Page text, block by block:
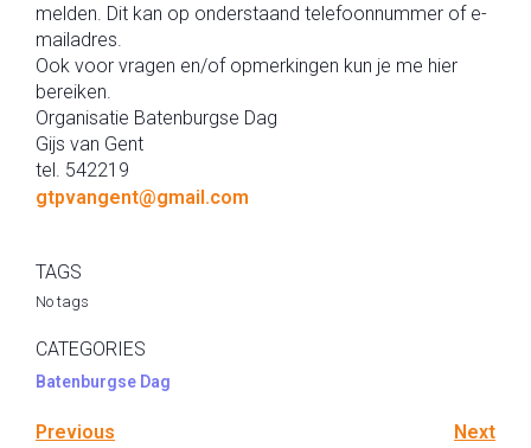
melden. Dit kan op onderstaand telefoonnummer of e-
mailadres.
Ook voor vragen en/of opmerkingen kun je me hier
bereiken.
Organisatie Batenburgse Dag
Gijs van Gent
tel. 542219
gtpvangent@gmail.com
TAGS
No tags
CATEGORIES
Batenburgse Dag
Previous Next